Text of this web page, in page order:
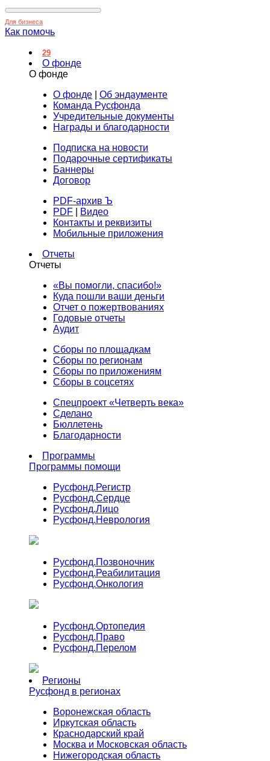
Для бизнеса
Как помочь
29
О фонде
О фонде
О фонде
Об эндаументе
Команда Русфонда
Учредительные документы
Награды и благодарности
Подписка на новости
Подарочные сертификаты
Баннеры
Договор
PDF-архив Ъ
PDF
Видео
Контакты и реквизиты
Мобильные приложения
Отчеты
Отчеты
«Вы помогли, спасибо!»
Куда пошли ваши деньги
Отчет о пожертвованиях
Годовые отчеты
Аудит
Сборы по площадкам
Сборы по регионам
Сборы по приложениям
Сборы в соцсетях
Спецпроект «Четверть века»
Сделано
Бюллетень
Благодарности
Программы
Программы помощи
Русфонд.Регистр
Русфонд.Сердце
Русфонд.Лицо
Русфонд.Неврология
Русфонд.Позвоночник
Русфонд.Реабилитация
Русфонд.Онкология
Русфонд.Ортопедия
Русфонд.Право
Русфонд.Перелом
Регионы
Русфонд в регионах
Воронежская область
Иркутская область
Краснодарский край
Москва и Московская область
Нижегородская область